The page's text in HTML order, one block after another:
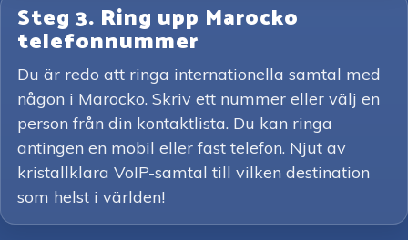
Steg 3. Ring upp Marocko
telefonnummer
Du är redo att ringa internationella samtal med
någon i Marocko. Skriv ett nummer eller välj en
person från din kontaktlista. Du kan ringa
antingen en mobil eller fast telefon. Njut av
kristallklara VoIP-samtal till vilken destination
som helst i världen!